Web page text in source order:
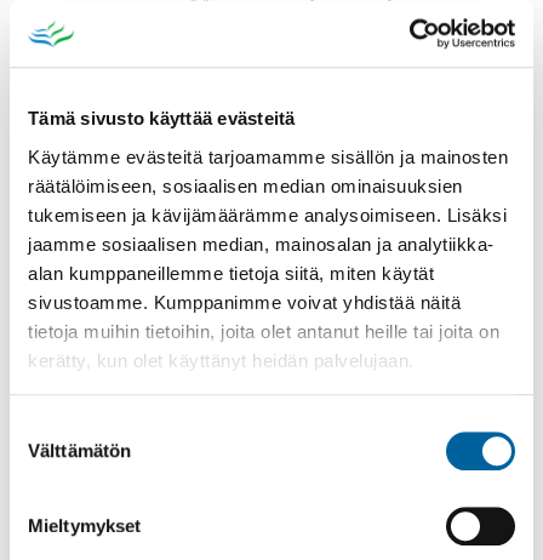
Tämä sivusto käyttää evästeitä
Käytämme evästeitä tarjoamamme sisällön ja mainosten
räätälöimiseen, sosiaalisen median ominaisuuksien
tukemiseen ja kävijämäärämme analysoimiseen. Lisäksi
jaamme sosiaalisen median, mainosalan ja analytiikka-
alan kumppaneillemme tietoja siitä, miten käytät
sivustoamme. Kumppanimme voivat yhdistää näitä
tietoja muihin tietoihin, joita olet antanut heille tai joita on
kerätty, kun olet käyttänyt heidän palvelujaan.
valinta
Välttämätön
Mieltymykset
TAMPEREENTIEN (MT 13139) PARANTAMINEN
KAMRAATINTIE JA LÄYKINKATU
KIRKKOKADUN KATUSUUNNITELMA
KYRÖSSELÄNKATU
LUKKARINKUJAN KATUSUUNNITELMA
LÄYKKÄLÄNTIEN KATUSUUNNITELMA
MYLLYMÄENKADUN MARSKINKADUN ITÄPUOLINEN OSA
PILVILINNANKATU
TEIHARJUN ALUEEN KATUSUUNNITELMAT
VARPAKADUN KATUSUUNNITELMA
KADUT JA YKSITYISTIET